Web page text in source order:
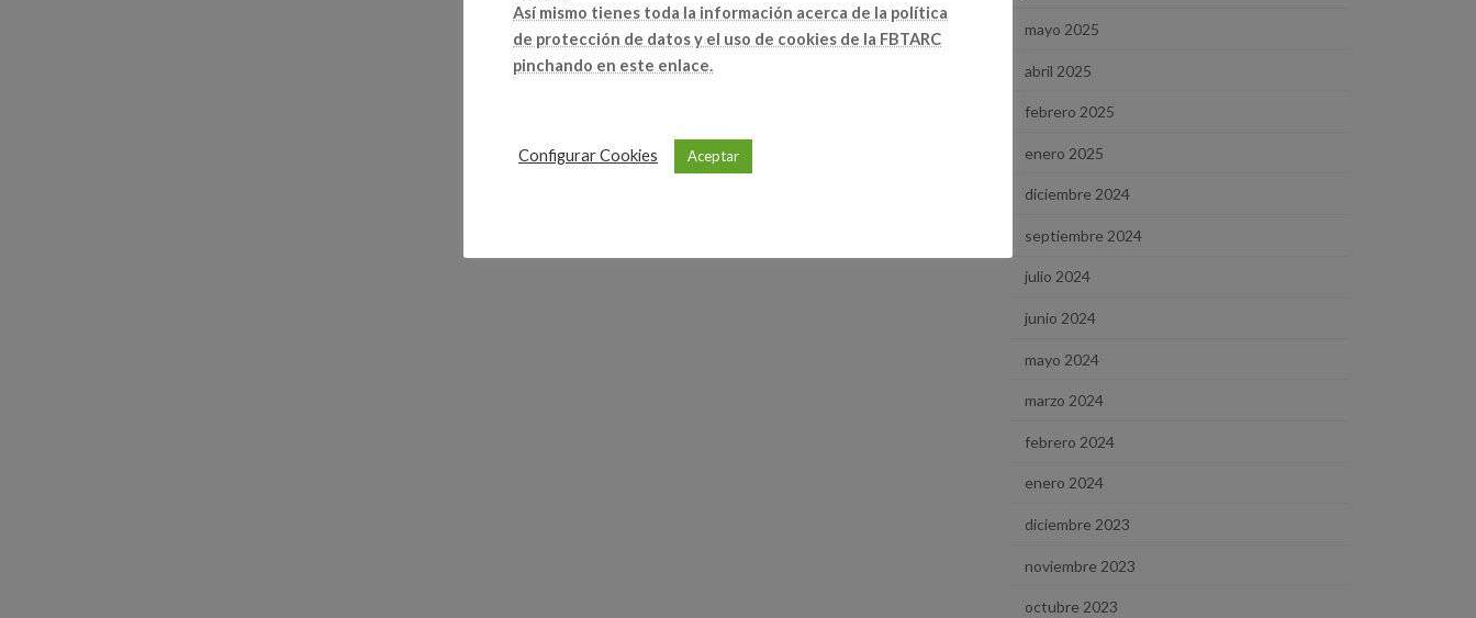
mayo 2025
abril 2025
febrero 2025
enero 2025
diciembre 2024
septiembre 2024
julio 2024
junio 2024
mayo 2024
marzo 2024
febrero 2024
enero 2024
diciembre 2023
noviembre 2023
octubre 2023
Así mismo tienes toda la información acerca de la política
de protección de datos y el uso de cookies de la FBTARC
pinchando en este enlace.
Configurar Cookies Aceptar